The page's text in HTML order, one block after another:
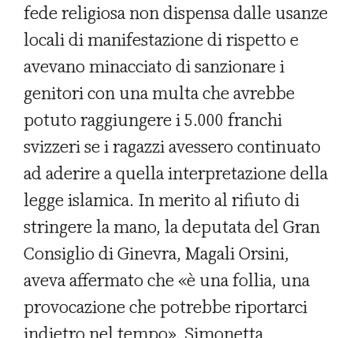
fede religiosa non dispensa dalle usanze
locali di manifestazione di rispetto e
avevano minacciato di sanzionare i
genitori con una multa che avrebbe
potuto raggiungere i 5.000 franchi
svizzeri se i ragazzi avessero continuato
ad aderire a quella interpretazione della
legge islamica. In merito al rifiuto di
stringere la mano, la deputata del Gran
Consiglio di Ginevra, Magali Orsini,
aveva affermato che «è una follia, una
provocazione che potrebbe riportarci